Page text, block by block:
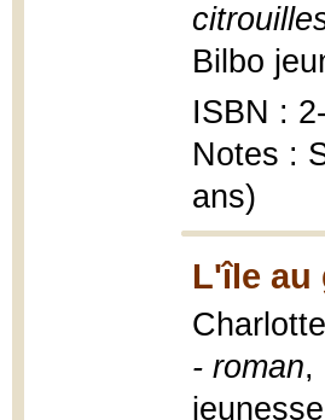
Bilbo
ISBN :
Notes :
ans)
L'île au
- roman,